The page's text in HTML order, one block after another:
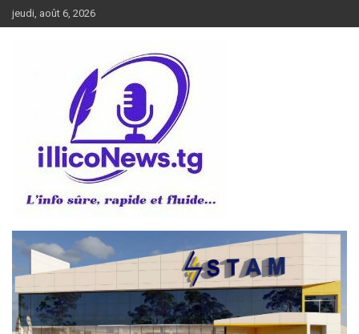
Aller
au
jeudi, août 6, 2026
illiconews